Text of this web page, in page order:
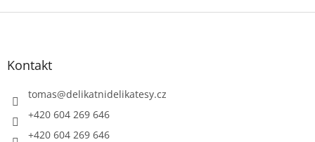
Z
Kontakt
tomas@delikatnidelikatesy.cz
+420 604 269 646
+420 604 269 646